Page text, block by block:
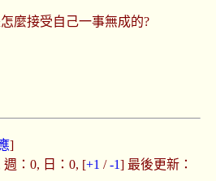
麼接受自己一事無成的?
]
週：0, 日：0, [+1 /-1] 最後更新：